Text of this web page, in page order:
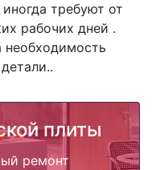
требуют от
рабочих дней .
необходимость
плиты
ремонт